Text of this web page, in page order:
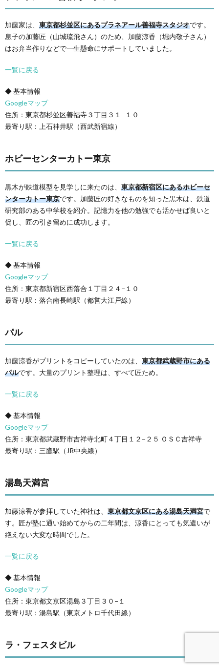
加藤家は、 東京都杉並区にあるプラネアール善福寺スタジオです。
息子の加藤匠（山城琉飛さん）のため、加藤涼香（堀内敬子さん）
はお弁当作りなどで一生懸命にサポートしていました。
一覧に戻る
◆ 基本情報
Googleマップ
住所：東京都杉並区善福寺３丁目３１−１０
最寄り駅：上石神井駅（西武新宿線）
ホビーセンターカトー東京
黒木が鉄道模型を見学しに来たのは、 東京都新宿区にあるホビーセ
ンターカトー東京です。加藤匠の好きなものを知った黒木は、鉄道
研究部のある中学校を紹介。記憶力を他の勉強でも活かせば良いと
促し、匠の引き留めに成功します。
一覧に戻る
◆ 基本情報
Googleマップ
住所：東京都新宿区西落合１丁目２４−１０
最寄り駅：落合南長崎駅（都営大江戸線）
パル
加藤涼香がプリントをコピーしていたのは、 東京都武蔵野市にある
パルです。大量のプリント整理は、すべて匠ため。
一覧に戻る
◆ 基本情報
Googleマップ
住所：東京都武蔵野市吉祥寺北町４丁目１２−２５ ＯＳＣ吉祥寺
最寄り駅：三鷹駅（JR中央線）
湯島天満宮
加藤涼香が参拝していた神社は、 東京都文京区にある湯島天満宮で
す。匠が塾に通い始めてからの二年間は、涼香にとっても気遣いが
絶えない大変な時間でした。
一覧に戻る
◆ 基本情報
Googleマップ
住所：東京都文京区湯島３丁目３０−１
最寄り駅：湯島駅（東京メトロ千代田線）
ラ・フェスタビル